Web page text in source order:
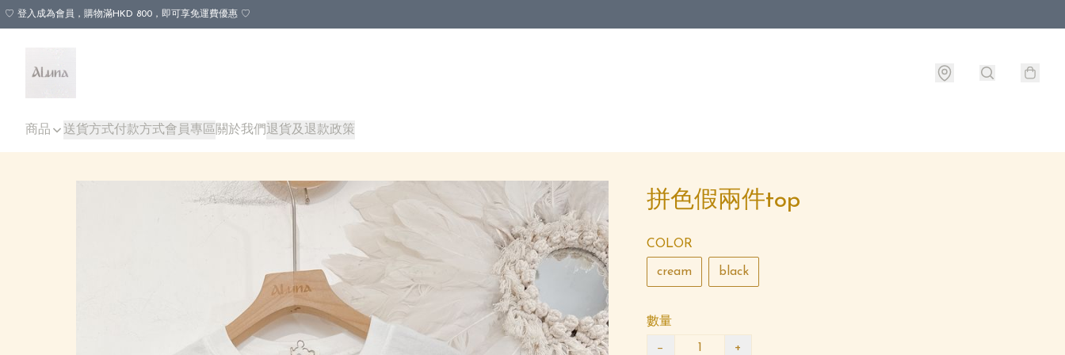
♡ 登入成為會員，購物滿HKD 800，即可享免運費優惠 ♡
商品 送貨方式付款方式會員專區 關於我們退貨及退款政策
拼色假兩件top
COLOR
cream black
數量
− +